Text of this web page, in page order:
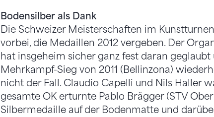
Bodensilber als Dank
Die Schweizer Meisterschaften im
vorbei, die Medaillen 2012 vergeben. Der
hat insgeheim sicher ganz fest daran geglaubt
Mehrkampf-Sieg von 2011 (Bellinzona)
nicht der Fall. Claudio Capelli und Nils Haller
gesamte OK erturnte Pablo Brägger (STV
Silbermedaille auf der Bodenmatte und